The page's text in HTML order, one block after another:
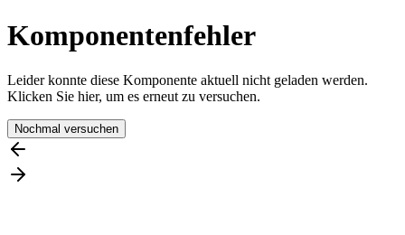
Komponentenfehler
Leider konnte diese Komponente aktuell nicht geladen werden.
Klicken Sie hier, um es erneut zu versuchen.
Nochmal versuchen